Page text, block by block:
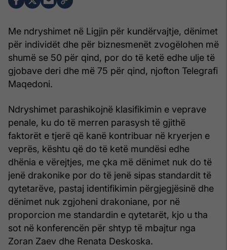
Me ndryshimet në Ligjin për kundërvajtje, dënimet
për individët dhe për biznesmenët zvogëlohen më
shumë se 50 për qind, por do të ketë edhe ulje të
gjobave deri dhe më 75 për qind, njofton Telegrafi
Maqedoni.
Ndryshimet parashikojnë klasifikimin e veprave
penale, ku do të merren parasysh të gjithë
faktorët e tjerë që kanë kontribuar në kryerjen e
veprës, kështu që do të ketë mundësi edhe
dhënia e vërejtjes, me çka më dënimet nuk do të
jenë drakonike por do të jenë sipas standardit të
qytetarëve, pastaj identifikimin përgjegjësinë dhe
dënimet nuk zgjoheni drakoniane, por në
proporcion me standardin e qytetarët, kjo u tha
sot në konferencën për shtyp të mbajtur nga
Zoran Zaev dhe Renata Deskoska.